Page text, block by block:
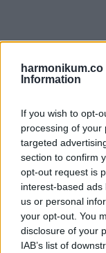
harmonikum.co
Information
If you wish to opt-
processing of your
targeted
section to confirm
opt-out request is
interest-based
us or personal
your opt-out. You
disclosure of your
IAB’s list of
ELŐZŐ POSZT
Miért látjuk
ikonokat?